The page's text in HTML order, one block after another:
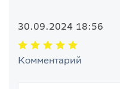
30.09.2024 18:56
Комментарий